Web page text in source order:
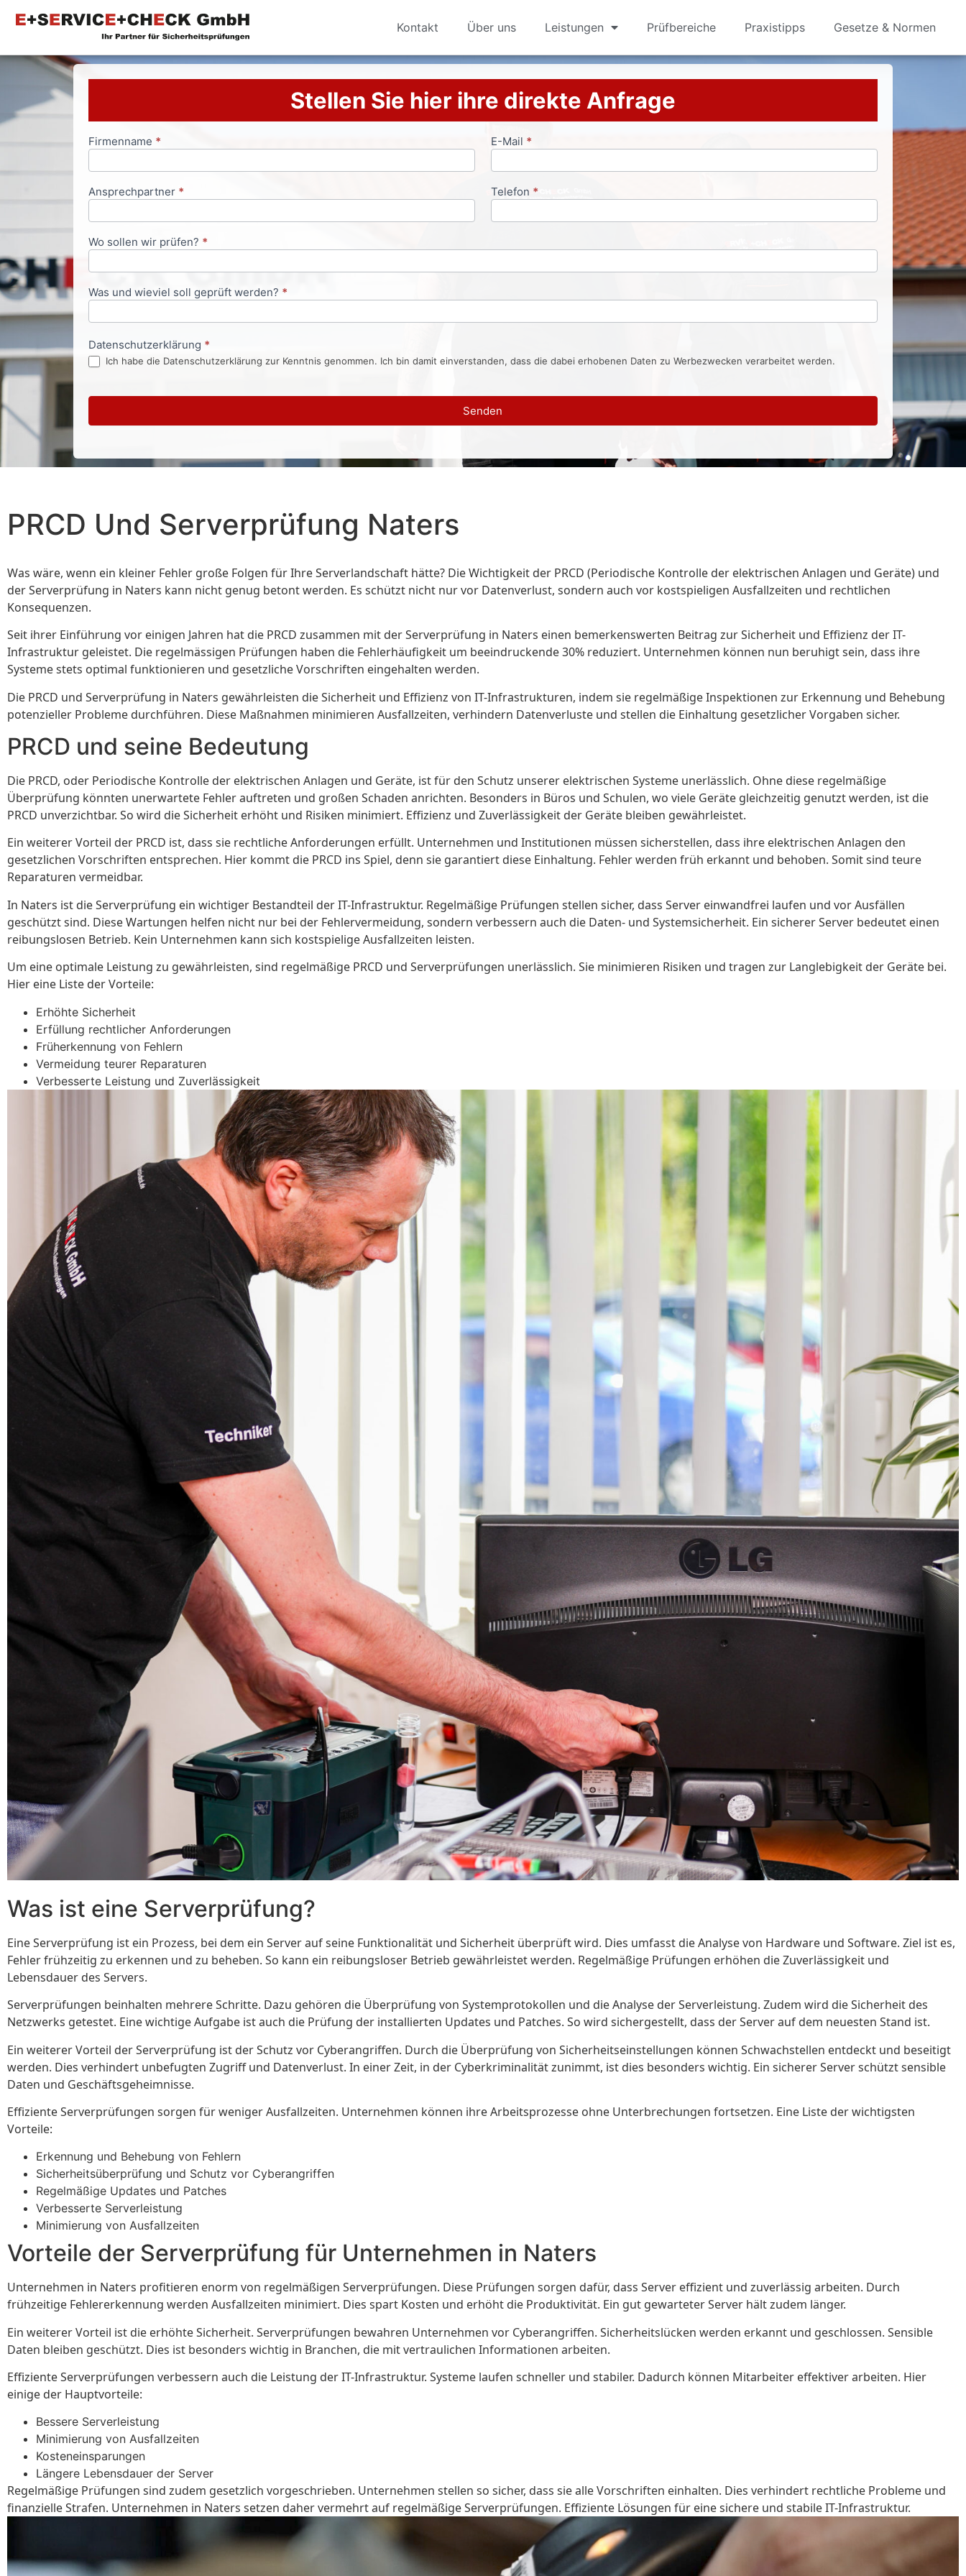
Kontakt Über uns Leistungen Prüfbereiche Praxistipps Gesetze & Normen
Stellen Sie hier ihre direkte Anfrage
Anfrageformular
Firmenname * E-Mail *
Ansprechpartner * Telefon *
Wo sollen wir prüfen? *
Was und wieviel soll geprüft werden? *
Datenschutzerklärung *
Ich habe die Datenschutzerklärung zur Kenntnis genommen. Ich bin damit einverstanden, dass die dabei erhobenen Daten zu Werbezwecken verarbeitet werden.
Senden
PRCD Und Serverprüfung Naters
Was wäre, wenn ein kleiner Fehler große Folgen für Ihre Serverlandschaft hätte? Die Wichtigkeit der PRCD (Periodische Kontrolle der elektrischen Anlagen und Geräte) und
der Serverprüfung in Naters kann nicht genug betont werden. Es schützt nicht nur vor Datenverlust, sondern auch vor kostspieligen Ausfallzeiten und rechtlichen
Konsequenzen.
Seit ihrer Einführung vor einigen Jahren hat die PRCD zusammen mit der Serverprüfung in Naters einen bemerkenswerten Beitrag zur Sicherheit und Effizienz der IT-
Infrastruktur geleistet. Die regelmässigen Prüfungen haben die Fehlerhäufigkeit um beeindruckende 30% reduziert. Unternehmen können nun beruhigt sein, dass ihre
Systeme stets optimal funktionieren und gesetzliche Vorschriften eingehalten werden.
Die PRCD und Serverprüfung in Naters gewährleisten die Sicherheit und Effizienz von IT-Infrastrukturen, indem sie regelmäßige Inspektionen zur Erkennung und Behebung
potenzieller Probleme durchführen. Diese Maßnahmen minimieren Ausfallzeiten, verhindern Datenverluste und stellen die Einhaltung gesetzlicher Vorgaben sicher.
PRCD und seine Bedeutung
Die PRCD, oder Periodische Kontrolle der elektrischen Anlagen und Geräte, ist für den Schutz unserer elektrischen Systeme unerlässlich. Ohne diese regelmäßige
Überprüfung könnten unerwartete Fehler auftreten und großen Schaden anrichten. Besonders in Büros und Schulen, wo viele Geräte gleichzeitig genutzt werden, ist die
PRCD unverzichtbar. So wird die Sicherheit erhöht und Risiken minimiert. Effizienz und Zuverlässigkeit der Geräte bleiben gewährleistet.
Ein weiterer Vorteil der PRCD ist, dass sie rechtliche Anforderungen erfüllt. Unternehmen und Institutionen müssen sicherstellen, dass ihre elektrischen Anlagen den
gesetzlichen Vorschriften entsprechen. Hier kommt die PRCD ins Spiel, denn sie garantiert diese Einhaltung. Fehler werden früh erkannt und behoben. Somit sind teure
Reparaturen vermeidbar.
In Naters ist die Serverprüfung ein wichtiger Bestandteil der IT-Infrastruktur. Regelmäßige Prüfungen stellen sicher, dass Server einwandfrei laufen und vor Ausfällen
geschützt sind. Diese Wartungen helfen nicht nur bei der Fehlervermeidung, sondern verbessern auch die Daten- und Systemsicherheit. Ein sicherer Server bedeutet einen
reibungslosen Betrieb. Kein Unternehmen kann sich kostspielige Ausfallzeiten leisten.
Um eine optimale Leistung zu gewährleisten, sind regelmäßige PRCD und Serverprüfungen unerlässlich. Sie minimieren Risiken und tragen zur Langlebigkeit der Geräte bei.
Hier eine Liste der Vorteile:
Erhöhte Sicherheit
Erfüllung rechtlicher Anforderungen
Früherkennung von Fehlern
Vermeidung teurer Reparaturen
Verbesserte Leistung und Zuverlässigkeit
Was ist eine Serverprüfung?
Eine Serverprüfung ist ein Prozess, bei dem ein Server auf seine Funktionalität und Sicherheit überprüft wird. Dies umfasst die Analyse von Hardware und Software. Ziel ist es,
Fehler frühzeitig zu erkennen und zu beheben. So kann ein reibungsloser Betrieb gewährleistet werden. Regelmäßige Prüfungen erhöhen die Zuverlässigkeit und
Lebensdauer des Servers.
Serverprüfungen beinhalten mehrere Schritte. Dazu gehören die Überprüfung von Systemprotokollen und die Analyse der Serverleistung. Zudem wird die Sicherheit des
Netzwerks getestet. Eine wichtige Aufgabe ist auch die Prüfung der installierten Updates und Patches. So wird sichergestellt, dass der Server auf dem neuesten Stand ist.
Ein weiterer Vorteil der Serverprüfung ist der Schutz vor Cyberangriffen. Durch die Überprüfung von Sicherheitseinstellungen können Schwachstellen entdeckt und beseitigt
werden. Dies verhindert unbefugten Zugriff und Datenverlust. In einer Zeit, in der Cyberkriminalität zunimmt, ist dies besonders wichtig. Ein sicherer Server schützt sensible
Daten und Geschäftsgeheimnisse.
Effiziente Serverprüfungen sorgen für weniger Ausfallzeiten. Unternehmen können ihre Arbeitsprozesse ohne Unterbrechungen fortsetzen. Eine Liste der wichtigsten
Vorteile:
Erkennung und Behebung von Fehlern
Sicherheitsüberprüfung und Schutz vor Cyberangriffen
Regelmäßige Updates und Patches
Verbesserte Serverleistung
Minimierung von Ausfallzeiten
Vorteile der Serverprüfung für Unternehmen in Naters
Unternehmen in Naters profitieren enorm von regelmäßigen Serverprüfungen. Diese Prüfungen sorgen dafür, dass Server effizient und zuverlässig arbeiten. Durch
frühzeitige Fehlererkennung werden Ausfallzeiten minimiert. Dies spart Kosten und erhöht die Produktivität. Ein gut gewarteter Server hält zudem länger.
Ein weiterer Vorteil ist die erhöhte Sicherheit. Serverprüfungen bewahren Unternehmen vor Cyberangriffen. Sicherheitslücken werden erkannt und geschlossen. Sensible
Daten bleiben geschützt. Dies ist besonders wichtig in Branchen, die mit vertraulichen Informationen arbeiten.
Effiziente Serverprüfungen verbessern auch die Leistung der IT-Infrastruktur. Systeme laufen schneller und stabiler. Dadurch können Mitarbeiter effektiver arbeiten. Hier
einige der Hauptvorteile:
Bessere Serverleistung
Minimierung von Ausfallzeiten
Kosteneinsparungen
Längere Lebensdauer der Server
Regelmäßige Prüfungen sind zudem gesetzlich vorgeschrieben. Unternehmen stellen so sicher, dass sie alle Vorschriften einhalten. Dies verhindert rechtliche Probleme und
finanzielle Strafen. Unternehmen in Naters setzen daher vermehrt auf regelmäßige Serverprüfungen. Effiziente Lösungen für eine sichere und stabile IT-Infrastruktur.